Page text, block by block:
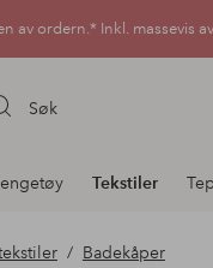
av ordern.* Inkl. massevis
Søk
Tekstiler
Badekåper